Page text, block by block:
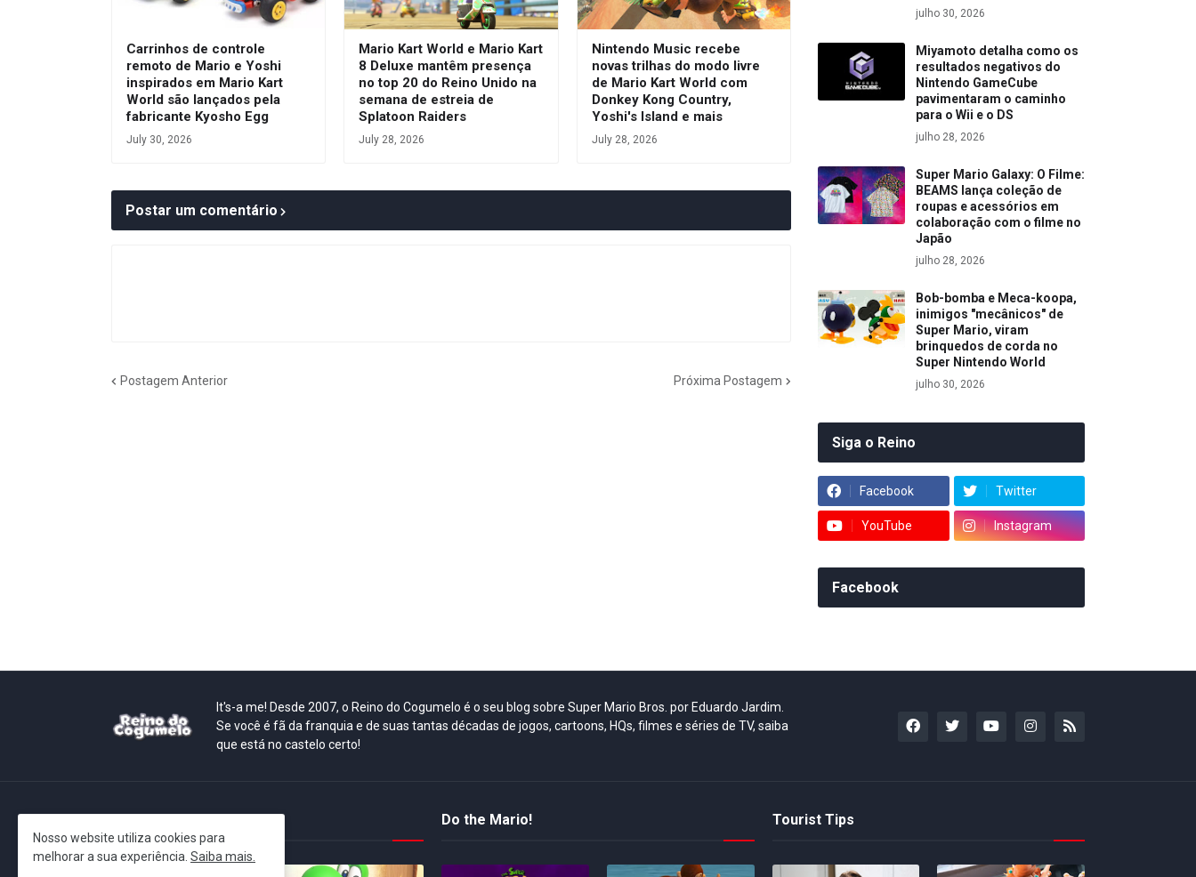
Carrinhos de controle
remoto de Mario e Yoshi
inspirados em Mario Kart
World são lançados pela
fabricante Kyosho Egg
July 30, 2026
Mario Kart World e Mario Kart
8 Deluxe mantêm presença
no top 20 do Reino Unido na
semana de estreia de
Splatoon Raiders
July 28, 2026
Nintendo Music recebe
novas trilhas do modo livre
de Mario Kart World com
Donkey Kong Country,
Yoshi's Island e mais
July 28, 2026
Postar um comentário
Postagem Anterior Próxima Postagem
julho 30, 2026
Miyamoto detalha como os
resultados negativos do
Nintendo GameCube
pavimentaram o caminho
para o Wii e o DS
julho 28, 2026
Super Mario Galaxy: O Filme:
BEAMS lança coleção de
roupas e acessórios em
colaboração com o filme no
Japão
julho 28, 2026
Bob-bomba e Meca-koopa,
inimigos "mecânicos" de
Super Mario, viram
brinquedos de corda no
Super Nintendo World
julho 30, 2026
Siga o Reino
Facebook Twitter
YouTube Instagram
Facebook
It's-a me! Desde 2007, o Reino do Cogumelo é o seu blog sobre Super Mario Bros. por Eduardo Jardim.
Se você é fã da franquia e de suas tantas décadas de jogos, cartoons, HQs, filmes e séries de TV, saiba
que está no castelo certo!
Do the Mario! Tourist Tips
Nosso website utiliza cookies para
melhorar a sua experiência. Saiba mais.